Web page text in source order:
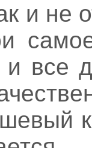
и не
и все